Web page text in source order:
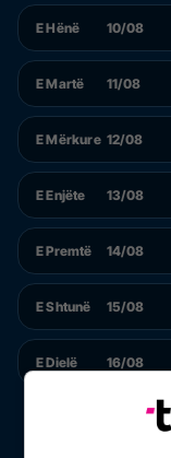
E Hënë 10/08
E Martë 11/08
E Mërkure 12/08
E Enjëte 13/08
E Premtë 14/08
E Shtunë 15/08
E Dielë 16/08